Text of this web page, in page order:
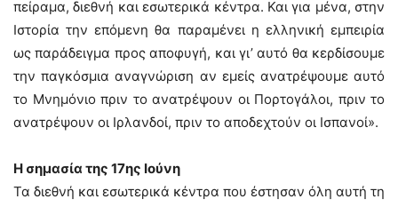
πείραμα, διεθνή και εσωτερικά κέντρα. Και για μένα, στην
Ιστορία την επόμενη θα παραμένει η ελληνική εμπειρία
ως παράδειγμα προς αποφυγή, και γι’ αυτό θα κερδίσουμε
την παγκόσμια αναγνώριση αν εμείς ανατρέψουμε αυτό
το Μνημόνιο πριν το ανατρέψουν οι Πορτογάλοι, πριν το
ανατρέψουν οι Ιρλανδοί, πριν το αποδεχτούν οι Ισπανοί».
Η σημασία της 17ης Ιούνη
Τα διεθνή και εσωτερικά κέντρα που έστησαν όλη αυτή τη